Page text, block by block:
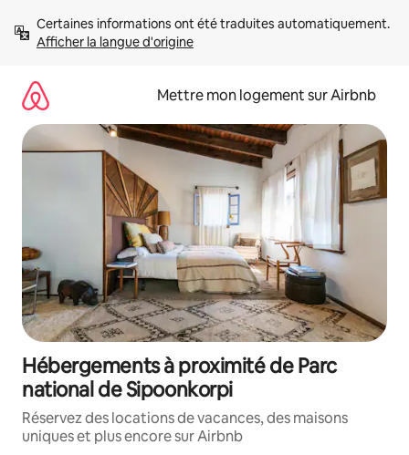
directement
Afficher la langue d'origine
Mettre mon logement sur Airbnb
Hébergements à proximité de Parc
national de Sipoonkorpi
Réservez des locations de vacances, des maisons
uniques et plus encore sur Airbnb